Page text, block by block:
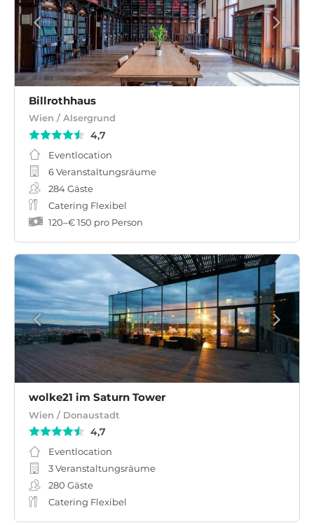
Billrothhaus
Wien / Alsergrund
4,7
Eventlocation
6 Veranstaltungsräume
284Gäste
Catering Flexibel
120–€ 150 pro Person
wolke21 im Saturn Tower
Wien / Donaustadt
4,7
Eventlocation
3 Veranstaltungsräume
280 Gäste
Catering Flexibel